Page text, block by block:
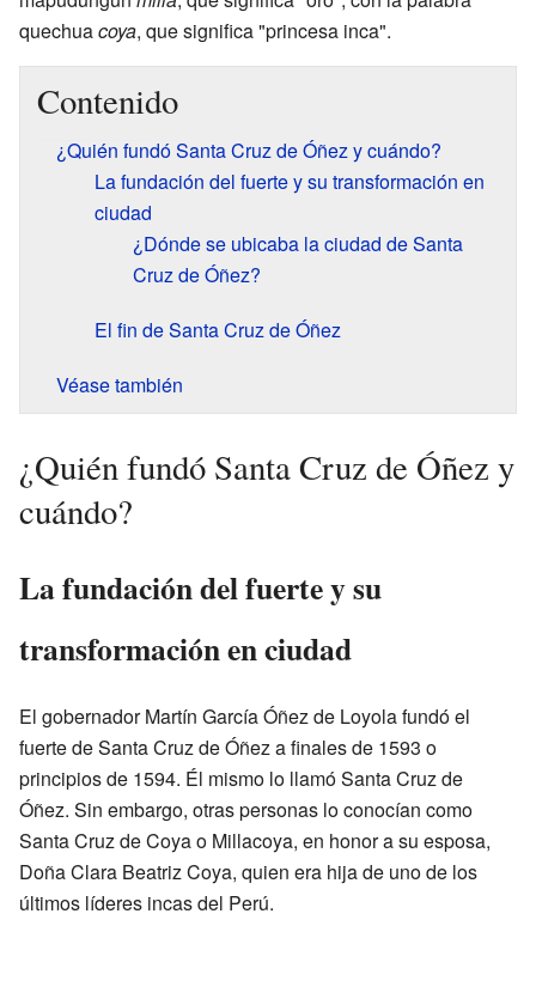
quechuacoya, que significa "princesa inca".
Contenido
¿Quién fundó Santa Cruz de Óñez y cuándo?
La fundación del fuerte y su transformación en
ciudad
¿Dónde se ubicaba la ciudad de Santa
Cruz de Óñez?
El fin de Santa Cruz de Óñez
Véase también
¿Quién fundó Santa Cruz de Óñez y
cuándo?
La fundación del fuerte y su
transformación en ciudad
El gobernador Martín García Óñez de Loyola fundó el
fuerte de Santa Cruz de Óñez a finales de 1593 o
principios de 1594. Él mismo lo llamó Santa Cruz de
Óñez. Sin embargo, otras personas lo conocían como
Santa Cruz de Coya o Millacoya, en honor a su esposa,
Doña Clara Beatriz Coya, quien era hija de uno de los
últimos líderes incas del Perú.